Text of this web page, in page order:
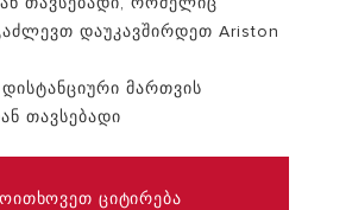
VISIT
დაუკავშირდეთ Ariston
მართვის
თავსებადი
ᲪᲘᲢᲘᲠᲔᲑᲐ